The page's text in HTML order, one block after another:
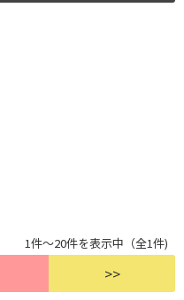
1件～20件を表示中（全1件)
>>